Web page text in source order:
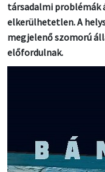
társadalmi problémák
elkerülhetetlen. A
megjelenő szomorú
előfordulnak.